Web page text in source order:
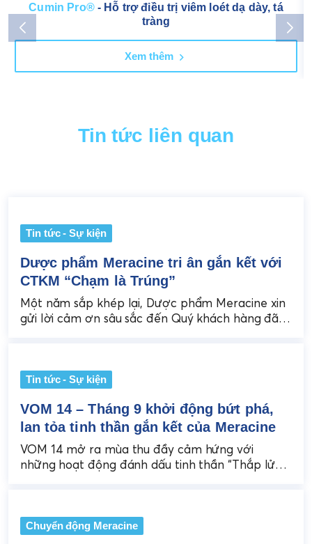
Cumin Pro®- Hỗ trợ điều trị viêm loét dạ dày, tá
tràng
Xem thêm
Tin tức liên quan
Tin tức - Sự kiện
Dược phẩm Meracine tri ân gắn kết với
CTKM “Chạm là Trúng”
Một năm sắp khép lại, Dược phẩm Meracine xin
gửi lời cảm ơn sâu sắc đến Quý khách hàng đã
Tin tức - Sự kiện
VOM 14 – Tháng 9 khởi động bứt phá,
lan tỏa tinh thần gắn kết của Meracine
VOM 14 mở ra mùa thu đầy cảm hứng với
những hoạt động đánh dấu tinh thần “Thắp lửa
Chuyển động Meracine